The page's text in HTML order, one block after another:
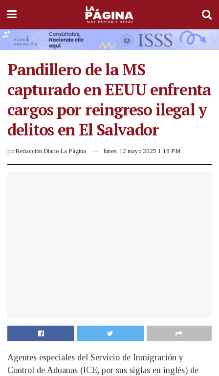
Pandillero de la MS
capturado en EEUU enfrenta
cargos por reingreso ilegal y
delitos en El Salvador
porRedacción Diario La Página lunes, 12 mayo 2025 1:18 PM
Agentes especiales del Servicio de Inmigración y
Control de Aduanas (ICE, por sus siglas en inglés) de